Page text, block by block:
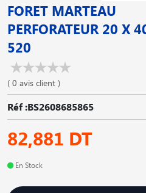
FORET MARTEAU
PERFORATEUR 20 X
520
( 0 avis client )
Réf :BS2608685865
82,881 DT
En Stock